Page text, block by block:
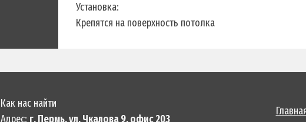
Установка:
Крепятся на поверхность потолка
Как нас найти
Адрес: г. Пермь, ул. Чкалова 9, офис 203